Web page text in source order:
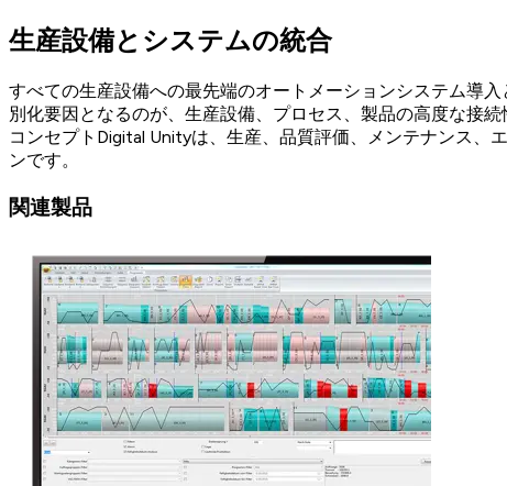
生産設備とシステムの統合
すべての生産設備への最先端のオートメーションシステム導
別化要因となるのが、生産設備、プロセス、製品の高度な接
コンセプトDigital Unityは、生産、品質評価、メンテナンス、
ンです。
関連製品